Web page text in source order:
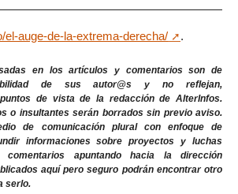
el-auge-de-la-extrema-derecha/ .
en los artículos y comentarios son de
de sus autor@s y no reflejan,
de vista de la redacción de AlterInfos.
o insultantes serán borrados sin previo aviso.
de comunicación plural con enfoque de
informaciones sobre proyectos y luchas
comentarios apuntando hacia la dirección
aquí pero seguro podrán encontrar otro
serlo.